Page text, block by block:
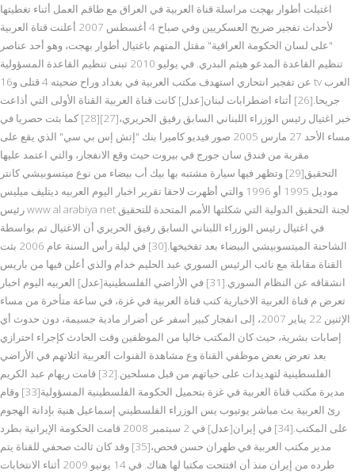
اغتيلت أطوار بهجت مراسلة قناة العربية في العراق مع طاقم العمل أثناء تغطيتها
لأحداث تفجير ضريح العسكريين وفي صباح 4 أغسطس 2007 أعلنت قناة العربية
"على لسان الحكومة العراقية" مقتل المتهم باغتيال أطوار بهجت، وهو أحد عناصر
تنظيم القاعدة المدعو هيثم البدري. في يوليو 2010 تبنى تنظيم القاعدة المسؤولية
عن تفجير انتحاري استهدف مكتب العربية في بغداد وراح ضحيته 4 قتلى و16 tv العرب
جريحا.[26] أثناء اضطرابات لبنان[عدل] كانت قناة العربية القناة الأولى التي أذاعت
خبر اغتيال رئيس الوزراء اللبناني السابق رفيق الحريري،[27][28] كما بثت حصريا في
مساء الأحد 27 مارس 2005 صور فيديو كاميرا بنك "إتش إس بي سي" الذي يقع على
مقربة من فندق سان جورج في بيروت حيث وقع الانفجار، والتي اعتمد عليها
التحقيق[29] وتظهر فيها سيارة مشتبه بها بيك أب بيضاء من نوع ميتسوبيشي كانتر
موديل 1995 أو 1996 والتي أظهرت لاحقا تقرير اخبار اليوم العربيه ديتليف ميليس
رئيس www al arabiya net لجنة التحقيق الدولية التي شكلتها الأمم المتحدة للتحقيق
في اغتيال رئيس الوزراء اللبناني السابق رفيق الحريري أن الاغتيال تم بواسطة
الشاحنة الميتسوبيشي البيضاء بعد تفخيخها.[30] في ليلة رأس السنة عام 2006 بثت
القناة مقابلة مع نائب الرئيس السوري عبد الحليم خدام والذي أعلن فيها من باريس
انشقاقه عن النظام السوري.[31] في الأراضي الفلسطينية[عدل] العربيه اليوم اخبار
تعرض م قناة العربية الاخبارية كتب قناة العربية في غزة، في ساعة متأخرة من مساء
الإثنين 22 يناير 2007، إلى انفجار كبير أسفر عن أضرار مادية جسيمة، دون حدوث أي
إصابات بشرية، حيث كان المكتب خاليا من الموظفين وقت الحادث كإجراء احترازي
بعد تعرض بعض موظفي القناة وع مشاهدة القنوات العربية ائلاتهم في الأراضي
الفلسطينية لتهديدات على حياتهم من قبل مسلحين.[32] قامت ريهام عبد الكريم
مديرة مكتب قناة العربية في غزة بتحميل الحكومة الفلسطينية المسؤولية[33] وقام
رئ العربية بث مباشر يوتيوب يس الوزراء الفلسطيني إسماعيل هنية بإدانة الهجوم
على المكتب.[34] في إيران[عدل] في 2 سبتمبر 2008 قامت الحكومة الإيرانية بطرد
مدير مكتب العربية في طهران حسن فحص،[35] وقد كان ثالث صحفي للقناة يتم
طرده من إيران منذ أن افتتحت مكتبا لها هناك. في 14 يونيو 2009 أثناء الانتخابات